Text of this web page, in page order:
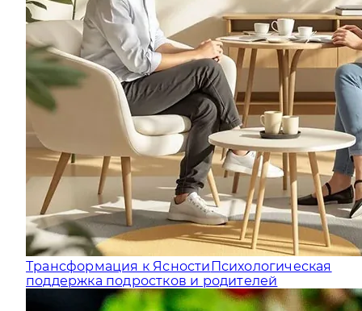
Трансформация к ЯсностиПсихологическая
поддержка подростков и родителей